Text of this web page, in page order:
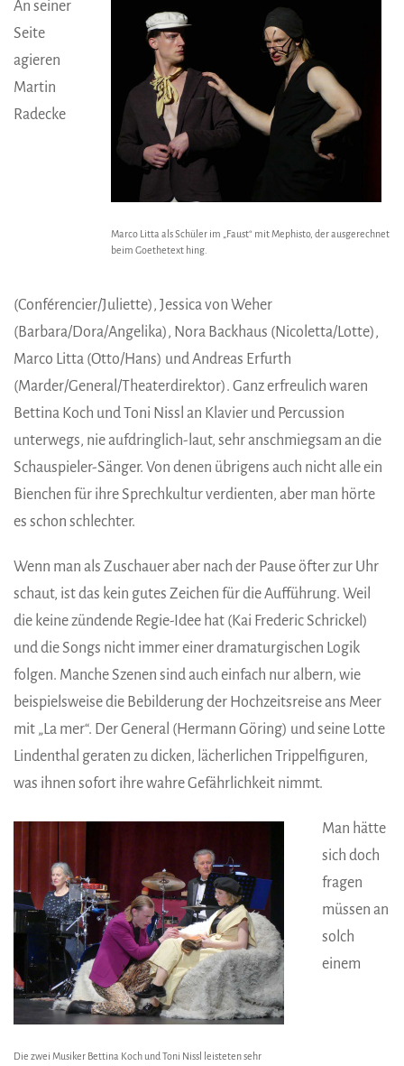
Marco Litta als Schüler im „Faust“ mit Mephisto, der ausgerechnet
beim Goethetext hing.
An seiner
Seite
agieren
Martin
Radecke
(Conférencier/Juliette), Jessica von Weher
(Barbara/Dora/Angelika), Nora Backhaus (Nicoletta/Lotte),
Marco Litta (Otto/Hans) und Andreas Erfurth
(Marder/General/Theaterdirektor). Ganz erfreulich waren
Bettina Koch und Toni Nissl an Klavier und Percussion
unterwegs, nie aufdringlich-laut, sehr anschmiegsam an die
Schauspieler-Sänger. Von denen übrigens auch nicht alle ein
Bienchen für ihre Sprechkultur verdienten, aber man hörte
es schon schlechter.
Wenn man als Zuschauer aber nach der Pause öfter zur Uhr
schaut, ist das kein gutes Zeichen für die Aufführung. Weil
die keine zündende Regie-Idee hat (Kai Frederic Schrickel)
und die Songs nicht immer einer dramaturgischen Logik
folgen. Manche Szenen sind auch einfach nur albern, wie
beispielsweise die Bebilderung der Hochzeitsreise ans Meer
mit „La mer“. Der General (Hermann Göring) und seine Lotte
Lindenthal geraten zu dicken, lächerlichen Trippelfiguren,
was ihnen sofort ihre wahre Gefährlichkeit nimmt.
Die zwei Musiker Bettina Koch und Toni Nissl leisteten sehr
Man hätte
sich doch
fragen
müssen an
solch
einem